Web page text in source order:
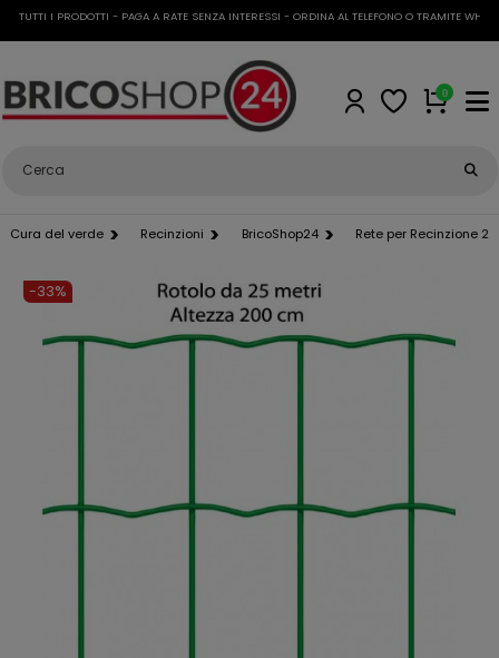
I PRODOTTI - PAGA A RATE SENZA INTERESSI - ORDINA AL TELEFONO O TRAMITE
0
Cura del verde Recinzioni BricoShop24 Rete per Recinzione
-33%